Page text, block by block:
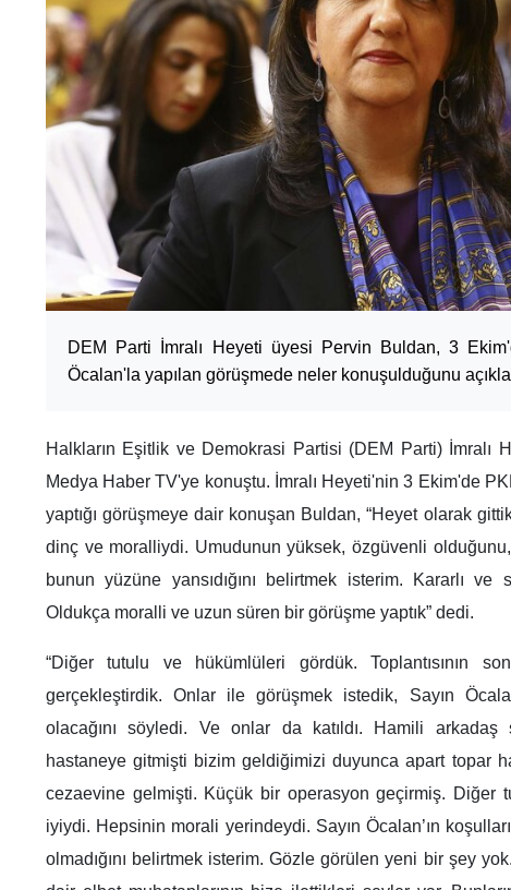
DEM Parti İmralı Heyeti üyesi Pervin Buldan, 3
Öcalan'la yapılan görüşmede neler konuşulduğunu
Halkların Eşitlik ve Demokrasi Partisi (DEM Parti) İmralı
Medya Haber TV'ye konuştu. İmralı Heyeti'nin 3 Ekim'de
yaptığı görüşmeye dair konuşan Buldan, “Heyet olarak
dinç ve moralliydi. Umudunun yüksek, özgüvenli
bunun yüzüne yansıdığını belirtmek isterim. Kararlı ve
Oldukça moralli ve uzun süren bir görüşme yaptık” dedi.
“Diğer tutulu ve hükümlüleri gördük. Toplantısının
gerçekleştirdik. Onlar ile görüşmek istedik, Sayın
olacağını söyledi. Ve onlar da katıldı. Hamili arkadaş
hastaneye gitmişti bizim geldiğimizi duyunca apart topar
cezaevine gelmişti. Küçük bir operasyon geçirmiş. Diğer
iyiydi. Hepsinin morali yerindeydi. Sayın Öcalan’ın
olmadığını belirtmek isterim. Gözle görülen yeni bir şey